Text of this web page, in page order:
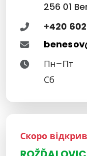
256 01
+420
Пн–Пт
Сб
Скоро